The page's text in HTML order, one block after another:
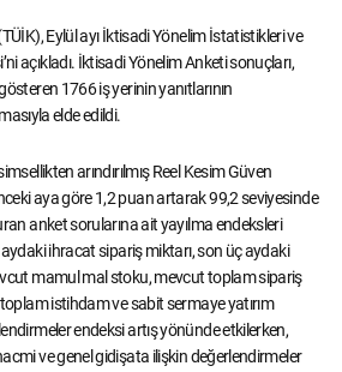
Eylül ayı İktisadi Yönelim İstatistikleri ve
açıkladı. İktisadi Yönelim Anketi sonuçları,
1766 iş yerinin yanıtlarının
elde edildi.
arındırılmış Reel Kesim Güven
aya göre 1,2 puan artarak 99,2 seviyesinde
anket sorularına ait yayılma endeksleri
ihracat sipariş miktarı, son üç aydaki
mamul mal stoku, mevcut toplam sipariş
istihdam ve sabit sermaye yatırım
endeksi artış yönünde etkilerken,
ve genel gidişata ilişkin değerlendirmeler